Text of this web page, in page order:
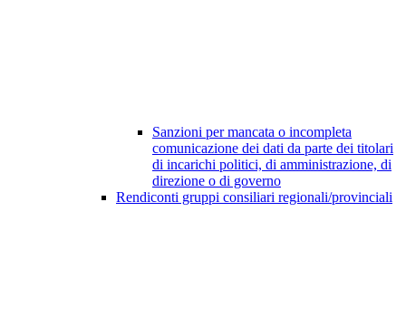
Sanzioni per mancata o incompleta
comunicazione dei dati da parte dei titolari
di incarichi politici, di amministrazione, di
direzione o di governo
Rendiconti gruppi consiliari regionali/provinciali